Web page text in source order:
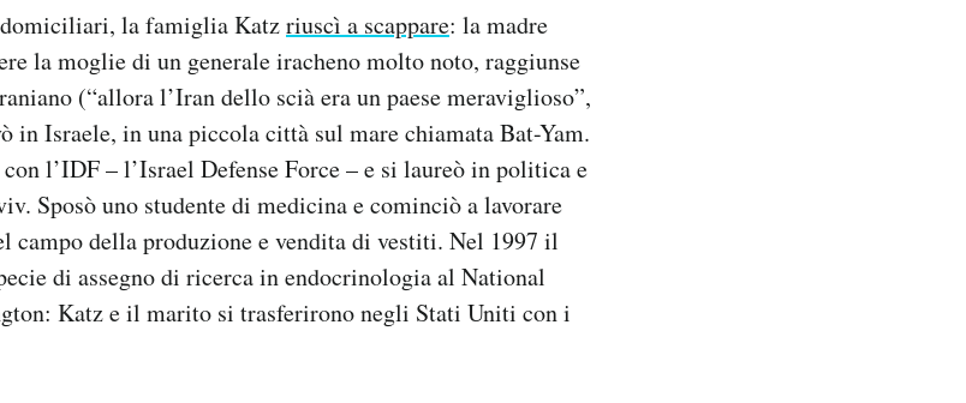
la famiglia Katzriuscì a scappare: la madre
la moglie di un generale iracheno molto noto, raggiunse
(“allora l’Iran dello scià era un paese meraviglioso”,
in Israele, in una piccola città sul mare chiamata Bat-Yam.
l’IDF – l’Israel Defense Force – e si laureò in politica e
Sposò uno studente di medicina e cominciò a lavorare
campo della produzione e vendita di vestiti. Nel 1997 il
di assegno di ricerca in endocrinologia al National
Katz e il marito si trasferirono negli Stati Uniti con i